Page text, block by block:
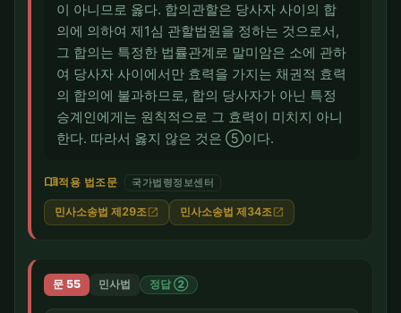
이 아니므로 옳다. 합의관할은 당사자 사이의 합
의에 의하여 제1심 관할법원을 정하는 것으로서,
그 합의는 특정한 법률관계로 말미암은 소에 관하
여 당사자 사이에서만 효력을 가지는 채권적 효력
의 합의에 불과하므로, 합의 당사자가 아닌 특정
승계인에게는 원칙적으로 그 효력이 미치지 아니
한다. 따라서 옳지 않은 것은 ⑤이다.
menu_book적용 법조문 국가법령정보센터
민사소송법 제29조 open_in_new 민사소송법 제34조 open_in_new
문 55 민사법 정답 ②